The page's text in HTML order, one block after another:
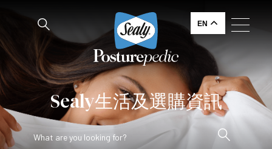
EN
Sealy生活及選購資訊